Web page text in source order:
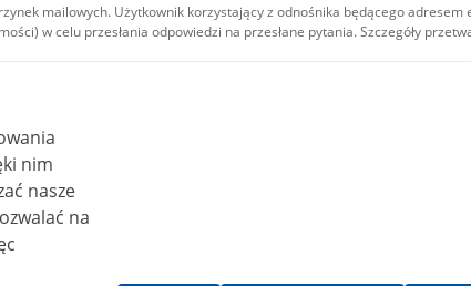
mailowych. Użytkownik korzystający z odnośnika będącego
w celu przesłania odpowiedzi na przesłane pytania. Szczegóły
treści audiowizualnych), są
autorstwa - na tych samych
w tym zdjęcia, materiały audio i wideo,
autorstwa użycie niekomercyjne -
jest to stwierdzone inaczej.
nasze